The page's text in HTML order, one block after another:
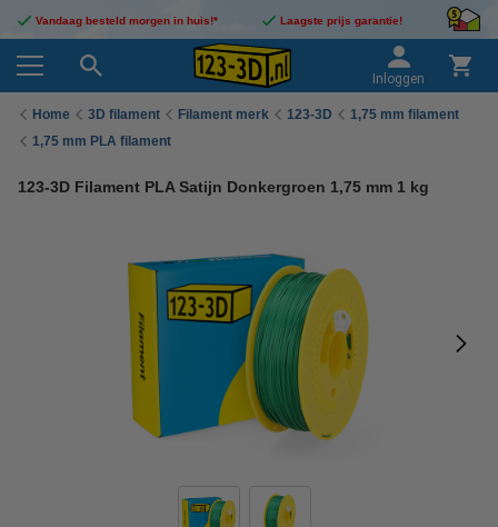
Vandaag besteld morgen in huis!* Laagste prijs garantie!
Inloggen
Home 3D filament Filament merk 123-3D
1,75 mm filament
1,75 mm PLA filament
123-3D Filament PLA Satijn Donkergroen 1,75 mm 1 kg